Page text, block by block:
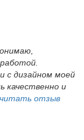
с дизайном моей
качественно и
читать отзыв